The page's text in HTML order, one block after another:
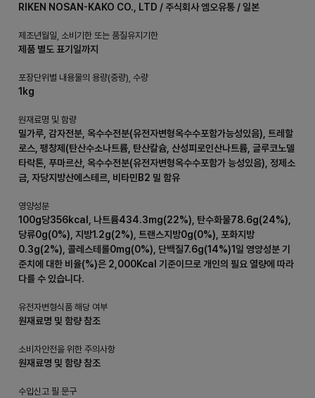
RIKEN NOSAN-KAKO CO., LTD / 주식회사 엠오유통 / 일본
제조년월일, 소비기한 또는 품질유지기한
제품 별도 표기일까지
포장단위별 내용물의 용량(중량), 수량
1kg
원재료명 및 함량
밀가루, 감자전분, 옥수수전분(유전자변형옥수수포함가능성있음), 트레할
로스, 팽창제(탄산수소나트륨, 탄산칼슘, 산성피로인산나트륨, 글루코노델
타락톤, 푸마르산, 옥수수전분(유전자변형옥수수포함가 능성있음), 정제소
금, 자당지방산에스테르, 비타민B2 밀 함유
영양성분
100g당356kcal, 나트륨434.3mg(22%), 탄수화물78.6g(24%),
당류0g(0%), 지방1.2g(2%), 트랜스지방0g(0%), 포화지방
0.3g(2%), 콜레스테롤0mg(0%), 단백질7.6g(14%)1일 영양성분 기
준치에 대한 비율(%)은 2,000Kcal 기준이므로 개인의 필요 열량에 따라
다를 수 있습니다.
유전자변형식품 해당 여부
원재료명 및 함량 참조
소비자안전을 위한 주의사항
원재료명 및 함량 참조
수입신고 필 문구